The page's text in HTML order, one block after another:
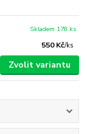
550 Kč/ks
Skladem 178 ks
Zvolit variantu